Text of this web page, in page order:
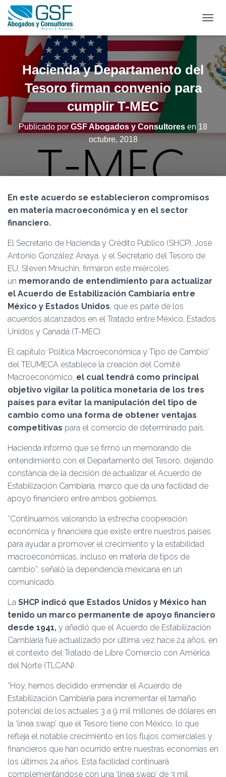
A
I
A
A
Hacienda y Departamento del
Tesoro firman convenio para
cumplir T-MEC
Publicado por GSF Abogados y Consultores en 18
octubre, 2018
En este acuerdo se establecieron compromisos
en materia macroeconómica y en el sector
financiero.
El Secretario de Hacienda y Crédito Público (SHCP), José
Antonio González Anaya, y el Secretario del Tesoro de
EU, Steven Mnuchin, firmaron este miércoles
un memorando de entendimiento para actualizar
el Acuerdo de Estabilización Cambiaria entre
México y Estados Unidos, que es parte de los
acuerdos alcanzados en el Tratado entre México, Estados
Unidos y Canadá (T-MEC).
El capítulo ‘Política Macroeconómica y Tipo de Cambio’
del TEUMECA establece la creación del Comité
Macroeconómico, el cual tendrá como principal
objetivo vigilar la política monetaria de los tres
países para evitar la manipulación del tipo de
cambio como una forma de obtener ventajas
competitivas para el comercio de determinado país.
Hacienda informó que se firmó un memorando de
entendimiento con el Departamento del Tesoro, dejando
constancia de la decisión de actualizar el Acuerdo de
Estabilización Cambiaria, marco que da una facilidad de
apoyo financiero entre ambos gobiernos.
“Continuamos valorando la estrecha cooperación
económica y financiera que existe entre nuestros países
para ayudar a promover el crecimiento y la estabilidad
macroeconómicas, incluso en materia de tipos de
cambio”, señaló la dependencia mexicana en un
comunicado.
La SHCP indicó que Estados Unidos y México han
tenido un marco permanente de apoyo financiero
desde 1941, y añadió que el Acuerdo de Estabilización
Cambiaria fue actualizado por última vez hace 24 años, en
el contexto del Tratado de Libre Comercio con América
del Norte (TLCAN).
“Hoy, hemos decidido enmendar el Acuerdo de
Estabilización Cambiaria para incrementar el tamaño
potencial de los actuales 3 a 9 mil millones de dólares en
la ‘línea swap’ que el Tesoro tiene con México, lo que
refleja el notable crecimiento en los flujos comerciales y
financieros que han ocurrido entre nuestras economías en
los últimos 24 años. Esta facilidad continuará
complementándose con una ‘línea swap’ de 3 mil